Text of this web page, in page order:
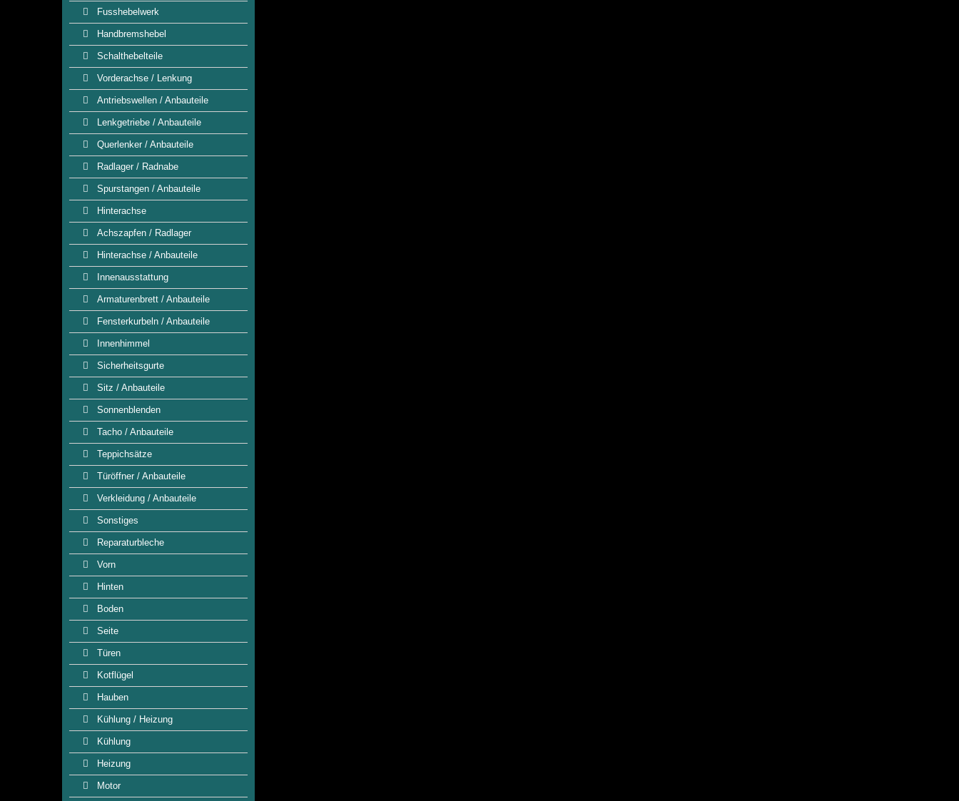
Fusshebelwerk
Handbremshebel
Schalthebelteile
Vorderachse / Lenkung
Antriebswellen / Anbauteile
Lenkgetriebe / Anbauteile
Querlenker / Anbauteile
Radlager / Radnabe
Spurstangen / Anbauteile
Hinterachse
Achszapfen / Radlager
Hinterachse / Anbauteile
Innenausstattung
Armaturenbrett / Anbauteile
Fensterkurbeln / Anbauteile
Innenhimmel
Sicherheitsgurte
Sitz / Anbauteile
Sonnenblenden
Tacho / Anbauteile
Teppichsätze
Türöffner / Anbauteile
Verkleidung / Anbauteile
Sonstiges
Reparaturbleche
Vorn
Hinten
Boden
Seite
Türen
Kotflügel
Hauben
Kühlung / Heizung
Kühlung
Heizung
Motor